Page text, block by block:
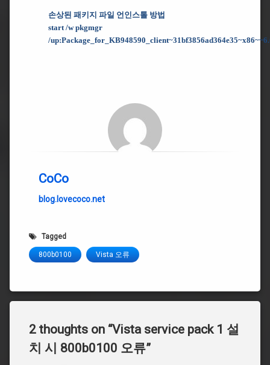
손상된 패키지 파일 언인스톨 방법
start /w pkgmgr
/up:
CoCo
blog.lovecoco.net
Tagged
800b0100 Vista 오류
2 thoughts on “Vista service pack 1 설
치 시 800b0100 오류”